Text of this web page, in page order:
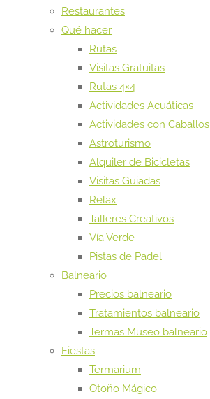
Restaurantes
Qué hacer
Rutas
Visitas Gratuitas
Rutas 4×4
Actividades Acuáticas
Actividades con Caballos
Astroturismo
Alquiler de Bicicletas
Visitas Guiadas
Relax
Talleres Creativos
Vía Verde
Pistas de Padel
Balneario
Precios balneario
Tratamientos balneario
Termas Museo balneario
Fiestas
Termarium
Otoño Mágico